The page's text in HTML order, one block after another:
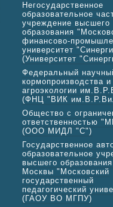
Негосударственное
образовательное
учреждение высшего
образования
финансово-
университет
(Университет
Федеральный
кормопроизводства и
агроэкологии
(ФНЦ "ВИК
Общество с
ответственностью
(ООО МИДЛ "С")
Государственное
образовательное
высшего
Москвы "Московский
государственный
педагогический
(ГАОУ ВО МГПУ)